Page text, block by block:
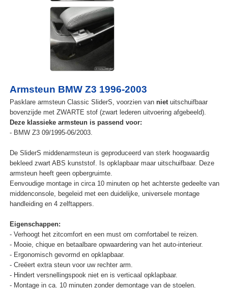
Armsteun BMW Z3 1996-2003
Pasklare armsteun Classic SliderS, voorzien van nietuitschuifbaar
bovenzijde met ZWARTE stof (zwart lederen uitvoering afgebeeld).
Deze klassieke armsteun is passend voor:
- BMW Z3 09/1995-06/2003.
De SliderS middenarmsteun is geproduceerd van sterk hoogwaardig
bekleed zwart ABS kunststof. Is opklapbaar maar uitschuifbaar. Deze
armsteun heeft geen opbergruimte.
Eenvoudige montage in circa 10 minuten op het achterste gedeelte van
middenconsole, begeleid met een duidelijke, universele montage
handleiding en 4 zelftappers.
Eigenschappen:
- Verhoogt het zitcomfort en een must om comfortabel te reizen.
- Mooie, chique en betaalbare opwaardering van het auto-interieur.
- Ergonomisch gevormd en opklapbaar.
- Creëert extra steun voor uw rechter arm.
- Hindert versnellingspook niet en is verticaal opklapbaar.
- Montage in ca. 10 minuten zonder demontage van de stoelen.